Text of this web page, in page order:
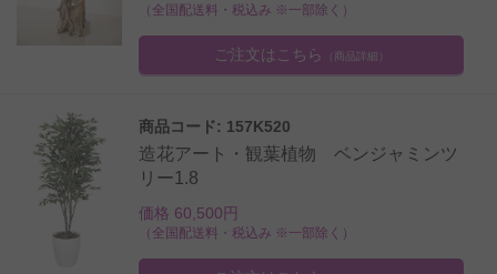
（全国配送料・税込み ※一部除く）
ご注文はこちら （商品詳細）
商品コード: 157K520
造花アート・観葉植物 ベンジャミンツ
リー1.8
価格 60,500円
（全国配送料・税込み ※一部除く）